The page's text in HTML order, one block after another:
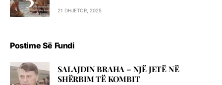
21 DHJETOR, 2025
Postime Së Fundi
SALAJDIN BRAHA – NJЁ JETЁ NЁ
SHЁRBIM TЁ KOMBIT